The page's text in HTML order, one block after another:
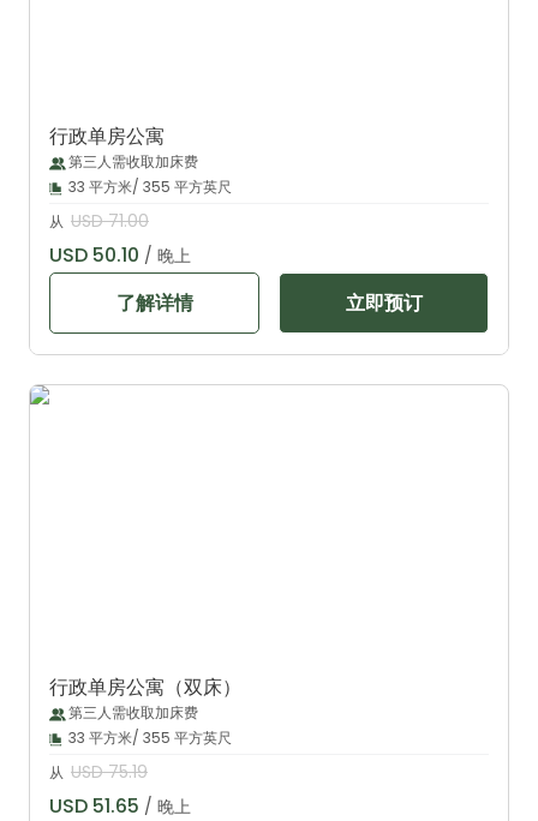
行政单房公寓
第三人需收取加床费
33 平方米/ 355 平方英尺
从 USD 71.00
USD 50.10 / 晚上
了解详情 立即预订
行政单房公寓（双床）
第三人需收取加床费
33 平方米/ 355 平方英尺
从 USD 75.19
USD 51.65 / 晚上